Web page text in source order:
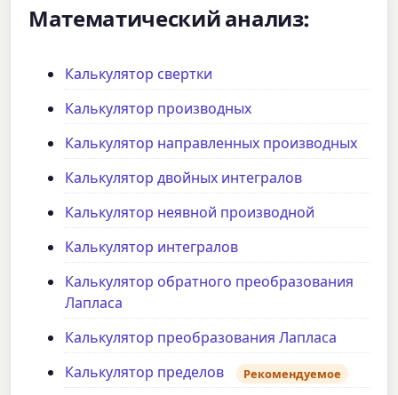
Математический анализ:
Калькулятор свертки
Калькулятор производных
Калькулятор направленных производных
Калькулятор двойных интегралов
Калькулятор неявной производной
Калькулятор интегралов
Калькулятор обратного преобразования
Лапласа
Калькулятор преобразования Лапласа
Калькулятор пределов
Рекомендуемое